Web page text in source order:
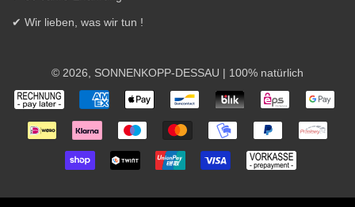
✔ Wir lieben, was wir tun !
© 2026, SONNENKOPP-DESSAU | 100% natürlich
Zahlungsarten